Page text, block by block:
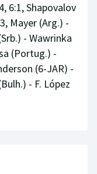
6:1, Shapovalov
Mayer (Arg.) -
- Wawrinka
(Portug.) -
(6-JAR) -
- F. López